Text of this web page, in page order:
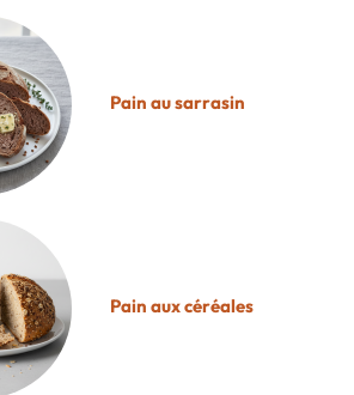
Pain au sarrasin
Pain aux céréales